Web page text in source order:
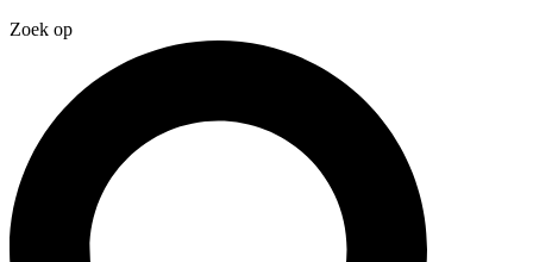
Zoek op